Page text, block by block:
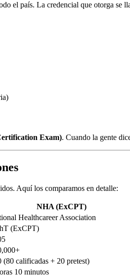
el país. La credencial que otorga se
Exam). Cuando la gente
Aquí los comparamos en detalle:
NHA (ExCPT)
Healthcareer Association
(ExCPT)
(80 calificadas + 20 pretest)
10 minutos